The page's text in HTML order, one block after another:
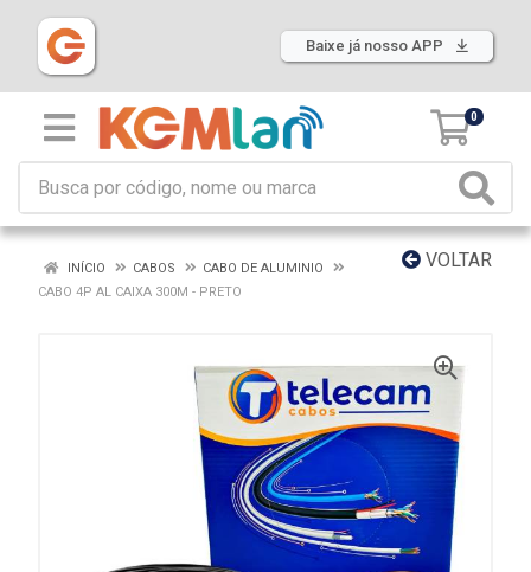
Baixe já nosso APP
0
VOLTAR
INÍCIO CABOS
CABO DE ALUMINIO
CABO 4P AL CAIXA 300M - PRETO